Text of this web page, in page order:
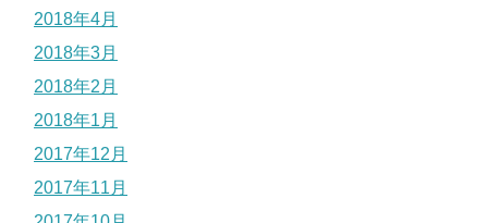
2018年4月
2018年3月
2018年2月
2018年1月
2017年12月
2017年11月